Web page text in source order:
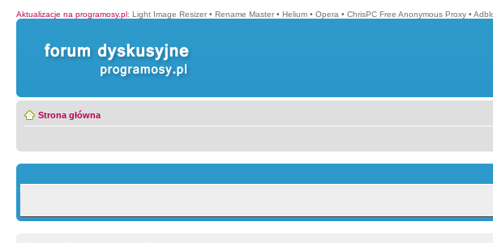
Aktualizacje na programosy.pl: Light Image Resizer • Rename Master • Helium • Opera • ChrisPC Free Anonymous Proxy •
Strona główna